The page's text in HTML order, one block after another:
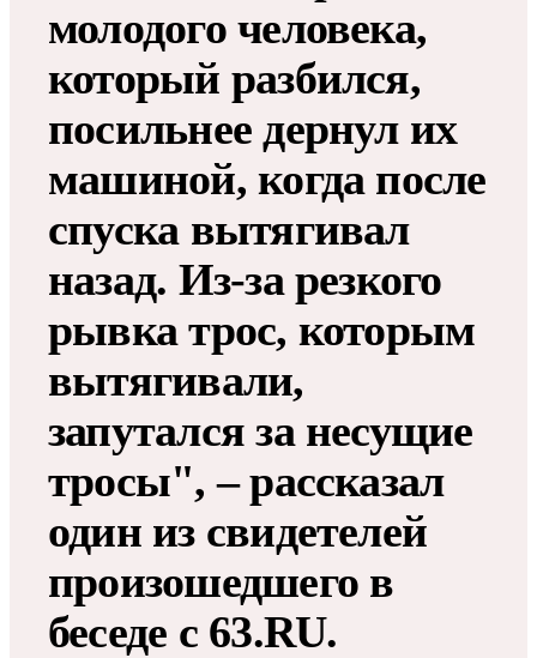
молодого человека,
который разбился,
посильнее дернул их
машиной, когда после
спуска вытягивал
назад. Из-за резкого
рывка трос, которым
вытягивали,
запутался за несущие
тросы", – рассказал
один из свидетелей
произошедшего в
беседе с 63.RU.